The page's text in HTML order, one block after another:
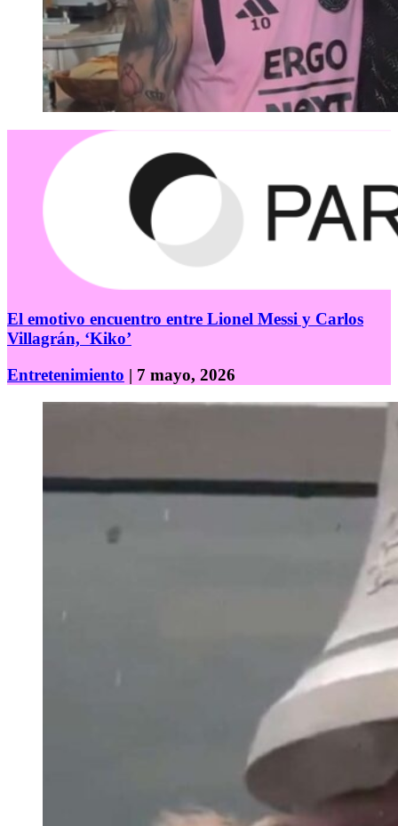
El emotivo encuentro entre Lionel Messi y Carlos
Villagrán, ‘Kiko’
Entretenimiento | 7 mayo, 2026